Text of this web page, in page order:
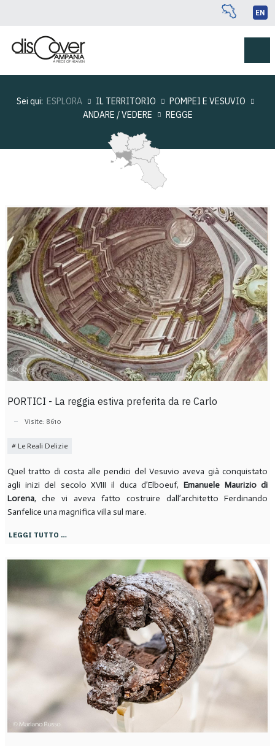
EN
Sei qui: ESPLORA IL TERRITORIO
POMPEI E VESUVIO
ANDARE / VEDERE
REGGE
PORTICI - La reggia estiva preferita da re Carlo
Visite: 8610
Le Reali Delizie
Quel tratto di costa alle pendici del Vesuvio aveva già conquistato
agli inizi del secolo XVIII il duca d’Elboeuf, Emanuele Maurizio di
Lorena, che vi aveva fatto costruire dall’architetto Ferdinando
Sanfelice una magnifica villa sul mare.
LEGGI TUTTO …